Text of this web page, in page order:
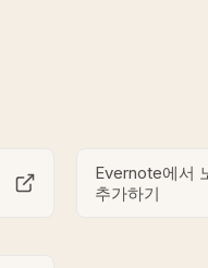
Evernote에서
추가하기